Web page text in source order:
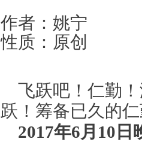
作者：姚宁
性质：原创
飞跃吧！仁勤
跃！筹备已久的
2017年6月10日